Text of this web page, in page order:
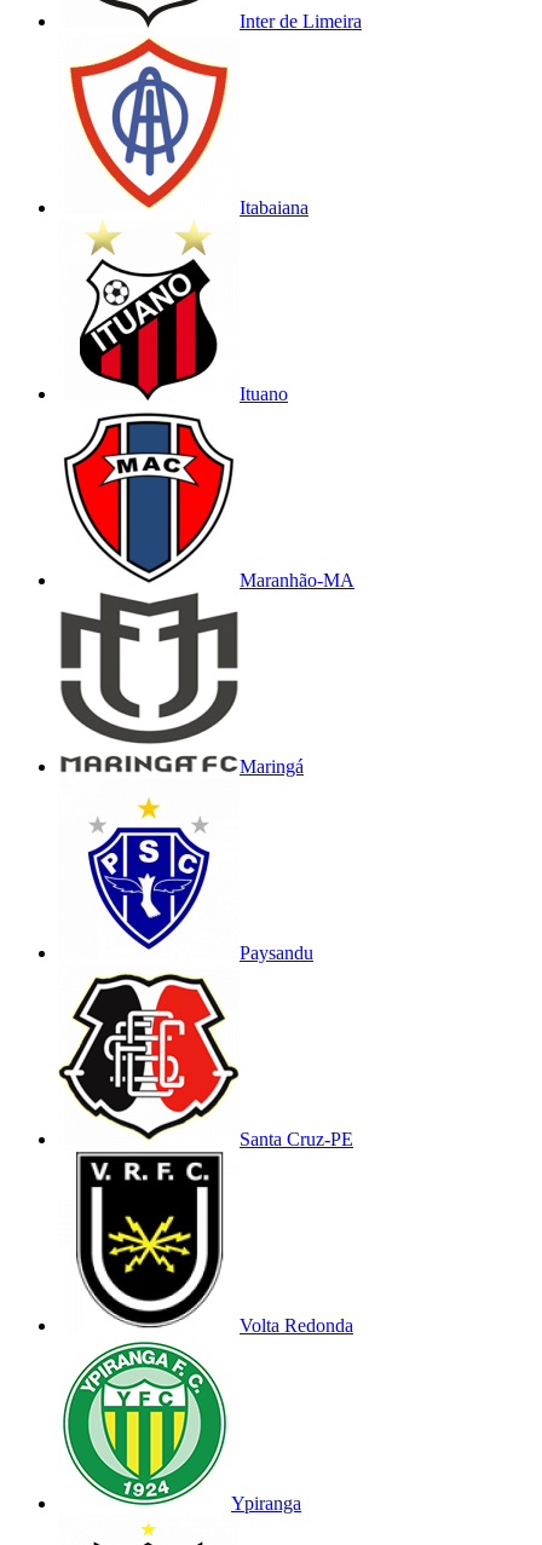
Inter de Limeira
Itabaiana
Ituano
Maranhão-MA
Maringá
Paysandu
Santa Cruz-PE
Volta Redonda
Ypiranga